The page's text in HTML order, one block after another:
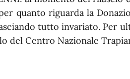
quanto riguarda la
tutto invariato. Per
del Centro Nazionale